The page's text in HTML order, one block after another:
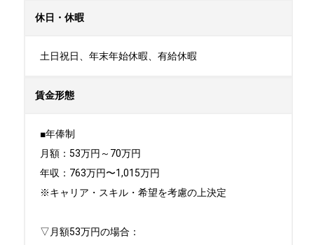
休日・休暇
土日祝日、年末年始休暇、有給休暇
賃金形態
■年俸制
月額：53万円～70万円
年収：763万円〜1,015万円
※キャリア・スキル・希望を考慮の上決定
▽月額53万円の場合：